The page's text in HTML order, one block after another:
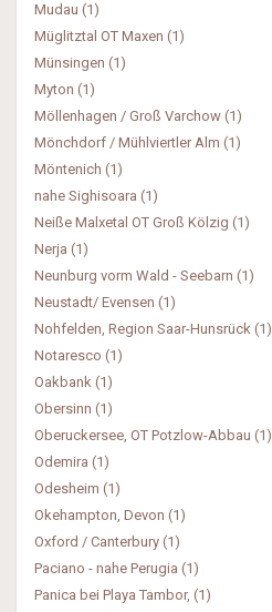
Mudau (1)
Müglitztal OT Maxen (1)
Münsingen (1)
Myton (1)
Möllenhagen / Groß Varchow (1)
Mönchdorf / Mühlviertler Alm (1)
Möntenich (1)
nahe Sighisoara (1)
Neiße Malxetal OT Groß Kölzig (1)
Nerja (1)
Neunburg vorm Wald - Seebarn (1)
Neustadt/ Evensen (1)
Nohfelden, Region Saar-Hunsrück (1)
Notaresco (1)
Oakbank (1)
Obersinn (1)
Oberuckersee, OT Potzlow-Abbau (1)
Odemira (1)
Odesheim (1)
Okehampton, Devon (1)
Oxford / Canterbury (1)
Paciano - nahe Perugia (1)
Panica bei Playa Tambor, (1)